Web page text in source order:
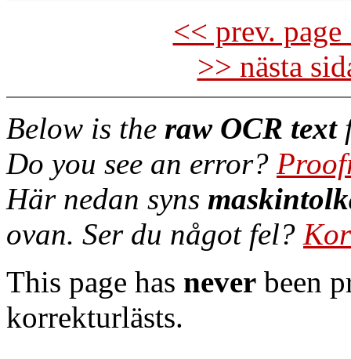
<< prev.
>> nästa
Below is the raw OCR text
Do you see an error?
Här nedan syns
ovan. Ser du något fel?
This page has never been
korrekturlästs.